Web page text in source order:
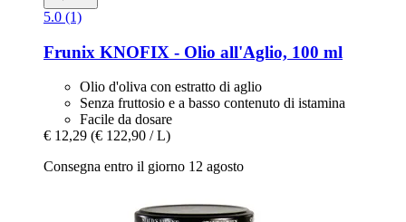
5.0 (1)
Frunix KNOFIX -​ Olio all'Aglio, 100 ml
Olio d'oliva con estratto di aglio
Senza fruttosio e a basso contenuto di istamina
Facile da dosare
€ 12,29 (€ 122,90 / L)
Consegna entro il giorno 12 agosto